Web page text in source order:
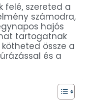
felé, szereted a
számodra,
hajós
tartogatnak
össze a
és a